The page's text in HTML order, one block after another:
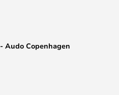
Audo Copenhagen